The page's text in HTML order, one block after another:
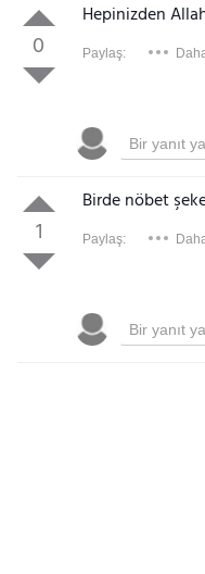
0
Hepinizden
Paylaş:
1
Birde nöbet
Paylaş: